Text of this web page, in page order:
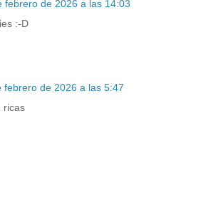
febrero de 2026 a las 14:03
:-D
febrero de 2026 a las 5:47
ricas